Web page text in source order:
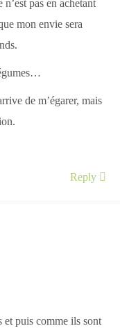
pas en achetant
mon envie sera
de m’égarer, mais
Reply
et puis comme ils sont